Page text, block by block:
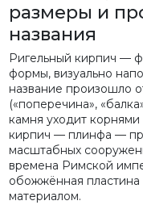
размеры и
названия
Ригельный кирпич —
формы, визуально
название произошло
(«поперечина»,
камня уходит
кирпич — плинфа —
масштабных
времена Римской
обожжённая
материалом.